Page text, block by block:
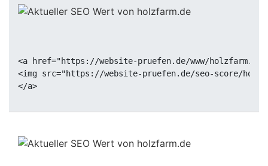
<a href="https://website-pruefen.de/www/
<img src="https://website-pruefen.de/seo-score/